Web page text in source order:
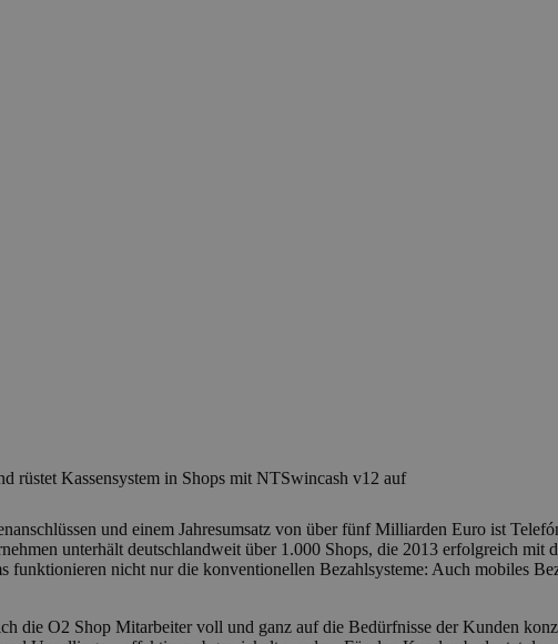
rüstet Kassensystem in Shops mit NTSwincash v12 auf
und einem Jahresumsatz von über fünf Milliarden Euro ist
unterhält deutschlandweit über 1.000 Shops, die 2013 erfolgreich
funktionieren nicht nur die konventionellen Bezahlsysteme: Auch mobiles
die O2 Shop Mitarbeiter voll und ganz auf die Bedürfnisse der Kunden